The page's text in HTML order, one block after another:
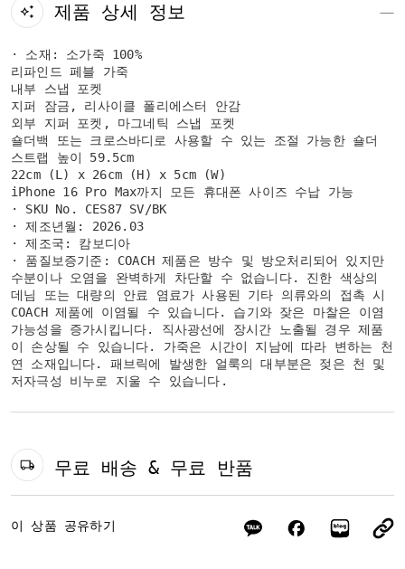
제품 상세 정보
· 소재: 소가죽 100%
리파인드 페블 가죽
내부 스냅 포켓
지퍼 잠금, 리사이클 폴리에스터 안감
외부 지퍼 포켓, 마그네틱 스냅 포켓
숄더백 또는 크로스바디로 사용할 수 있는 조절 가능한 숄더
스트랩 높이 59.5cm
22cm (L) x 26cm (H) x 5cm (W)
iPhone 16 Pro Max까지 모든 휴대폰 사이즈 수납 가능
· SKU No. CES87 SV/BK
· 제조년월: 2026.03
· 제조국: 캄보디아
· 품질보증기준: COACH 제품은 방수 및 방오처리되어 있지만
수분이나 오염을 완벽하게 차단할 수 없습니다. 진한 색상의
데님 또는 대량의 안료 염료가 사용된 기타 의류와의 접촉 시
COACH 제품에 이염될 수 있습니다. 습기와 잦은 마찰은 이염
가능성을 증가시킵니다. 직사광선에 장시간 노출될 경우 제품
이 손상될 수 있습니다. 가죽은 시간이 지남에 따라 변하는 천
연 소재입니다. 패브릭에 발생한 얼룩의 대부분은 젖은 천 및
저자극성 비누로 지울 수 있습니다.
무료 배송 & 무료 반품
이 상품 공유하기